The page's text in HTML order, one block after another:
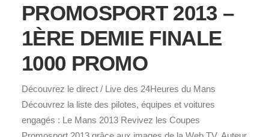
PROMOSPORT 2013 –
1ÈRE DEMIE FINALE
1000 PROMO
Découvrez le direct / Live des 24Heures du Mans
Découvrez la liste des pilotes, équipes et voitures
engagés : Le Mans 2013 Revivez les Coupes